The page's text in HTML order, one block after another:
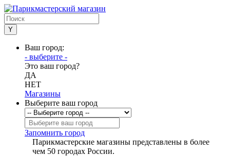
Ваш город:
- выберите -
Это ваш город?
ДА
НЕТ
Магазины
Выберите ваш город
Запомнить город
Парикмастерские магазины представлены в более
чем 50 городах России.